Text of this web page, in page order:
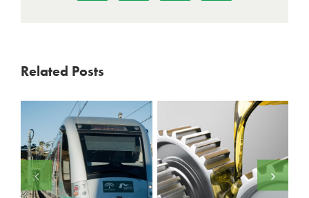
Related Posts